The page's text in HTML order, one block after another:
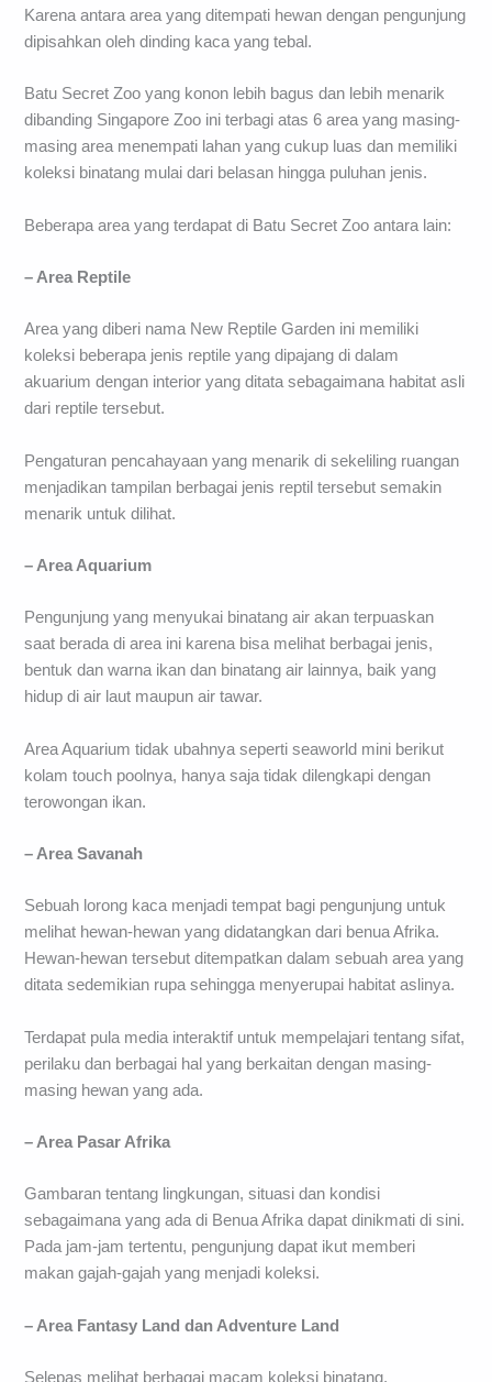
Karena antara area yang ditempati hewan dengan pengunjung
dipisahkan oleh dinding kaca yang tebal.
Batu Secret Zoo yang konon lebih bagus dan lebih menarik
dibanding Singapore Zoo ini terbagi atas 6 area yang masing-
masing area menempati lahan yang cukup luas dan memiliki
koleksi binatang mulai dari belasan hingga puluhan jenis.
Beberapa area yang terdapat di Batu Secret Zoo antara lain:
– Area Reptile
Area yang diberi nama New Reptile Garden ini memiliki
koleksi beberapa jenis reptile yang dipajang di dalam
akuarium dengan interior yang ditata sebagaimana habitat asli
dari reptile tersebut.
Pengaturan pencahayaan yang menarik di sekeliling ruangan
menjadikan tampilan berbagai jenis reptil tersebut semakin
menarik untuk dilihat.
– Area Aquarium
Pengunjung yang menyukai binatang air akan terpuaskan
saat berada di area ini karena bisa melihat berbagai jenis,
bentuk dan warna ikan dan binatang air lainnya, baik yang
hidup di air laut maupun air tawar.
Area Aquarium tidak ubahnya seperti seaworld mini berikut
kolam touch poolnya, hanya saja tidak dilengkapi dengan
terowongan ikan.
– Area Savanah
Sebuah lorong kaca menjadi tempat bagi pengunjung untuk
melihat hewan-hewan yang didatangkan dari benua Afrika.
Hewan-hewan tersebut ditempatkan dalam sebuah area yang
ditata sedemikian rupa sehingga menyerupai habitat aslinya.
Terdapat pula media interaktif untuk mempelajari tentang sifat,
perilaku dan berbagai hal yang berkaitan dengan masing-
masing hewan yang ada.
– Area Pasar Afrika
Gambaran tentang lingkungan, situasi dan kondisi
sebagaimana yang ada di Benua Afrika dapat dinikmati di sini.
Pada jam-jam tertentu, pengunjung dapat ikut memberi
makan gajah-gajah yang menjadi koleksi.
– Area Fantasy Land dan Adventure Land
Selepas melihat berbagai macam koleksi binatang,